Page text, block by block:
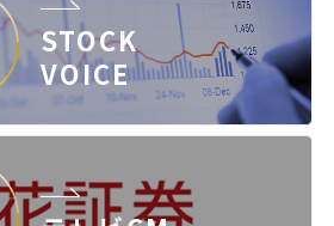
STOCK
VOICE